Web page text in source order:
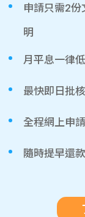
申請只需2
明
月平息一律
最快即日批核
全程網上申
隨時提早還